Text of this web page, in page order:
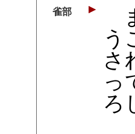
雀部
う
さ
っ
ろ